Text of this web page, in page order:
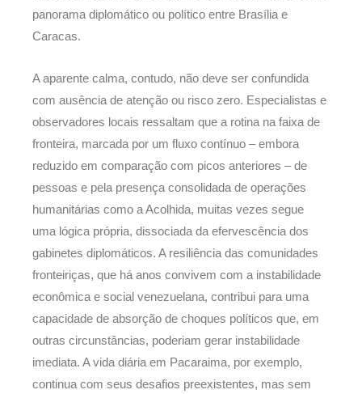
panorama diplomático ou político entre Brasília e
Caracas.
A aparente calma, contudo, não deve ser confundida
com ausência de atenção ou risco zero. Especialistas e
observadores locais ressaltam que a rotina na faixa de
fronteira, marcada por um fluxo contínuo – embora
reduzido em comparação com picos anteriores – de
pessoas e pela presença consolidada de operações
humanitárias como a Acolhida, muitas vezes segue
uma lógica própria, dissociada da efervescência dos
gabinetes diplomáticos. A resiliência das comunidades
fronteiriças, que há anos convivem com a instabilidade
econômica e social venezuelana, contribui para uma
capacidade de absorção de choques políticos que, em
outras circunstâncias, poderiam gerar instabilidade
imediata. A vida diária em Pacaraima, por exemplo,
continua com seus desafios preexistentes, mas sem